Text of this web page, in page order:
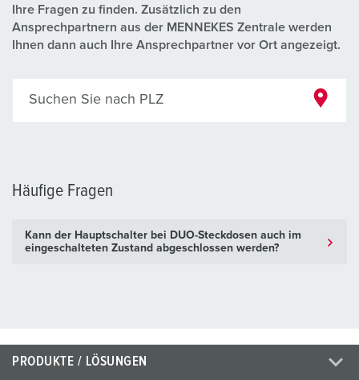
Ihre Fragen zu finden. Zusätzlich zu den
Ansprechpartnern aus der MENNEKES Zentrale werden
Ihnen dann auch Ihre Ansprechpartner vor Ort angezeigt.
Suchen Sie nach PLZ
Häufige Fragen
Kann der Hauptschalter bei DUO-Steckdosen auch im
eingeschalteten Zustand abgeschlossen werden?
PRODUKTE / LÖSUNGEN